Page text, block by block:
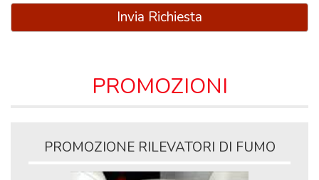
Invia Richiesta
PROMOZIONI
PROMOZIONE RILEVATORI DI FUMO